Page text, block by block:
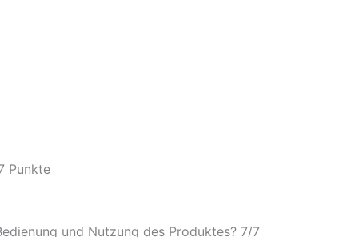
Punkte
und Nutzung des Produktes? 7/7